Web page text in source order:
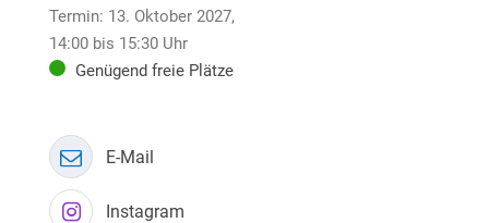
Termin: 13. Oktober 2027,
14:00 bis 15:30 Uhr
Genügend freie Plätze
E-Mail
Instagram